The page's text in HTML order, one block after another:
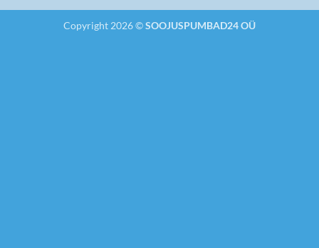
Copyright 2026 ©SOOJUSPUMBAD24 OÜ